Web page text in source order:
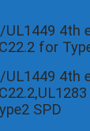
UL1449 4th
for
UL1449 4th
SPD